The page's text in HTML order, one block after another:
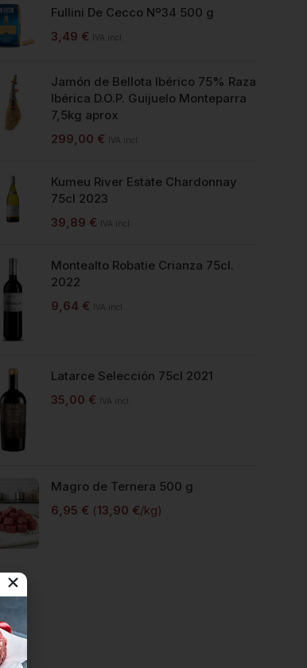
Fullini De Cecco Nº34 500 g
3,49 € IVA incl.
Jamón de Bellota Ibérico 75% Raza
Ibérica D.O.P. Guijuelo Monteparra
7,5kg aprox
299,00 € IVA incl.
Kumeu River Estate Chardonnay
75cl 2023
39,89 € IVA incl.
Montealto Robatie Crianza 75cl.
2022
9,64 € IVA incl.
Latarce Selección 75cl 2021
35,00 € IVA incl.
Magro de Ternera 500 g
6,95 € (13,90 €/kg)